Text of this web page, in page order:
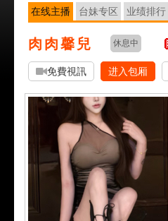
在线主播 台妹专区 业绩排行
肉肉馨兒 休息中
免費視訊 进入包厢